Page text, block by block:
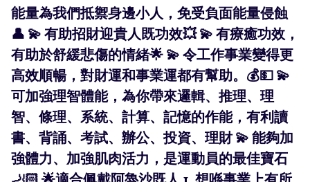
能量為我們抵禦身邊小人，免受負面能量侵蝕
👤 💫 有助招財迎貴人既功效💥 💫 有療癒功效，
有助於舒緩悲傷的情緒🌟 💫 令工作事業變得更
高效順暢，對財運和事業運都有幫助。💰💵 💫
可加強理智體能，為你帶來邏輯、推理、理
智、條理、系統、計算、記憶的作能，有利讀
書、背誦、考試、辦公、投資、理財 💫 能夠加
強體力、加強肌肉活力，是運動員的最佳寶石